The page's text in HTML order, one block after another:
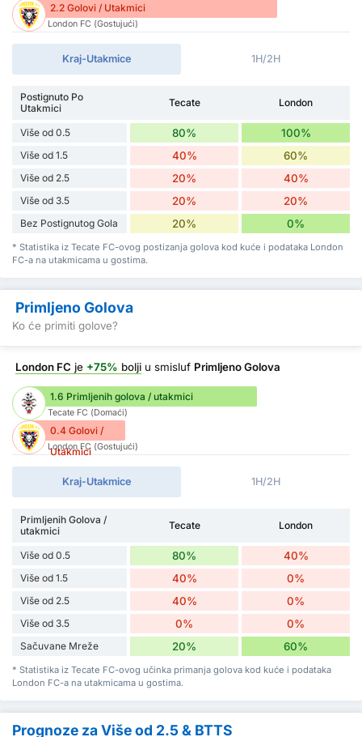
2.2 Golovi / Utakmici
London FC (Gostujući)
Kraj-Utakmice 1H/2H
Postignuto Po
Utakmici
Tecate London
Više od 0.5 80% 100%
Više od 1.5 40% 60%
Više od 2.5 20% 40%
Više od 3.5 20% 20%
Bez Postignutog Gola 20% 0%
* Statistika iz Tecate FC-ovog postizanja golova kod kuće i podataka London
FC-a na utakmicama u gostima.
Primljeno Golova
Ko će primiti golove?
London FC je +75% bolji u smisluf Primljeno Golova
1.6 Primljenih golova / utakmici
Tecate FC (Domaći)
0.4 Golovi /
Utakmici
London FC (Gostujući)
Kraj-Utakmice 1H/2H
Primljenih Golova /
utakmici
Tecate London
Više od 0.5 80% 40%
Više od 1.5 40% 0%
Više od 2.5 40% 0%
Više od 3.5 0% 0%
Sačuvane Mreže 20% 60%
* Statistika iz Tecate FC-ovog učinka primanja golova kod kuće i podataka
London FC-a na utakmicama u gostima.
Prognoze za Više od 2.5 & BTTS